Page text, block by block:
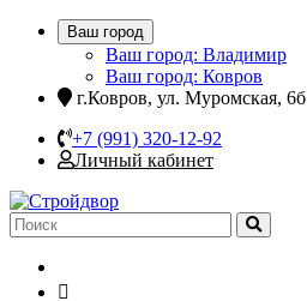
Ваш город
Ваш город: Владимир
Ваш город: Ковров
г.Ковров, ул. Муромская, 6б
+7 (991) 320-12-92
Личный кабинет